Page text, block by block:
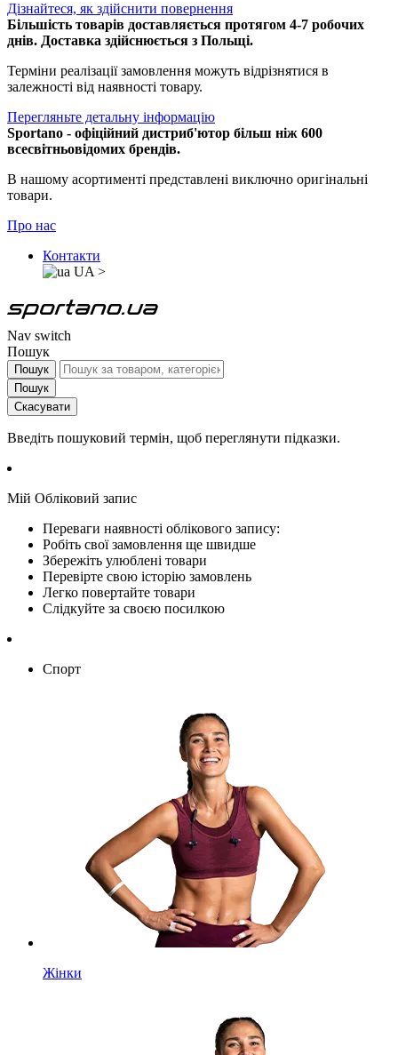
Дізнайтеся, як здійснити повернення
Більшість товарів доставляється протягом 4-7 робочих
днів. Доставка здійснюється з Польщі.
Терміни реалізації замовлення можуть відрізнятися в
залежності від наявності товару.
Перегляньте детальну інформацію
Sportano - офіційний дистриб'ютор більш ніж 600
всесвітньовідомих брендів.
В нашому асортименті представлені виключно оригінальні
товари.
Про нас
Контакти
UA >
Nav switch
Пошук
Пошук
Пошук
Скасувати
Введіть пошуковий термін, щоб переглянути підказки.
Мій Обліковий запис
Переваги наявності облікового запису:
Робіть свої замовлення ще швидше
Збережіть улюблені товари
Перевірте свою історію замовлень
Легко повертайте товари
Слідкуйте за своєю посилкою
Спорт
Жінки